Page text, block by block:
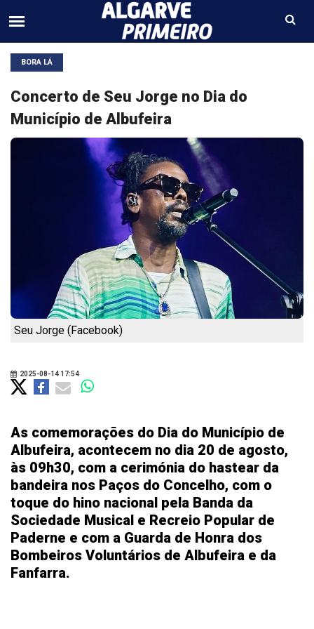
BORA LÁ
Concerto de Seu Jorge no Dia do
Município de Albufeira
Seu Jorge (Facebook)
2025-08-14 17:54
As comemorações do Dia do Município de
Albufeira, acontecem no dia 20 de agosto,
às 09h30, com a cerimónia do hastear da
bandeira nos Paços do Concelho, com o
toque do hino nacional pela Banda da
Sociedade Musical e Recreio Popular de
Paderne e com a Guarda de Honra dos
Bombeiros Voluntários de Albufeira e da
Fanfarra.